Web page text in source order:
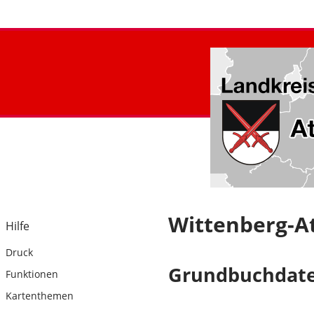
Hilfe
Druck
Funktionen
Kartenthemen
Wittenberg-